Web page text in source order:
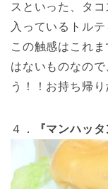
スといった、タ
入っているトル
この触感はこれ
はないものなの
う！！お持ち帰
４． 『マンハッ